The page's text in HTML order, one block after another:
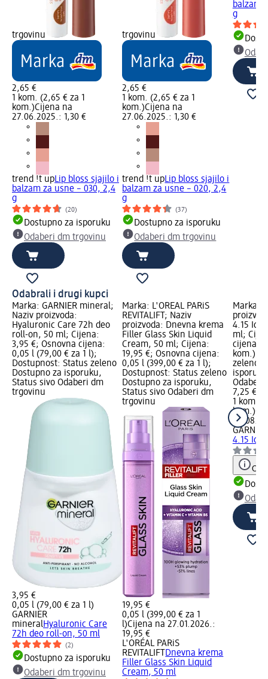
trgovinu
2,65 €
1 kom. (2,65 € za 1
kom.)Cijena na
27.06.2025.: 1,30 €
trend !t upLip bloss sjajilo i
balzam za usne – 030, 2,4
g
(20)
Dostupno za isporuku
Odaberi dm trgovinu
trgovinu
2,65 €
1 kom. (2,65 € za 1
kom.)Cijena na
27.06.2025.: 1,30 €
trend !t upLip bloss sjajilo i
balzam za usne – 020, 2,4
g
(37)
Dostupno za isporuku
Odaberi dm trgovinu
balzam
g
Odabrali i drugi kupci
Marka: GARNIER mineral;
Naziv proizvoda:
Hyaluronic Care 72h deo
roll-on, 50 ml; Cijena:
3,95 €; Osnovna cijena:
0,05 l (79,00 € za 1 l);
Dostupnost: Status zeleno
Dostupno za isporuku,
Status sivo Odaberi dm
trgovinu
3,95 €
0,05 l (79,00 € za 1 l)
GARNIER
mineralHyaluronic Care
72h deo roll-on, 50 ml
(2)
Dostupno za isporuku
Odaberi dm trgovinu
Marka: L'ORÉAL PARiS
REVITALIFT; Naziv
proizvoda: Dnevna krema
Filler Glass Skin Liquid
Cream, 50 ml; Cijena:
19,95 €; Osnovna cijena:
0,05 l (399,00 € za 1 l);
Dostupnost: Status zeleno
Dostupno za isporuku,
Status sivo Odaberi dm
trgovinu
19,95 €
0,05 l (399,00 € za 1
l)Cijena na 27.01.2026.:
19,95 €
L'ORÉAL PARiS
REVITALIFT Dnevna krema
Filler Glass Skin Liquid
Cream, 50 ml
Marka:
4.15
ml;
cijena: 1
kom.);
zeleno
Odaberi
7,25 €
1 kom.
kom.)
4.15